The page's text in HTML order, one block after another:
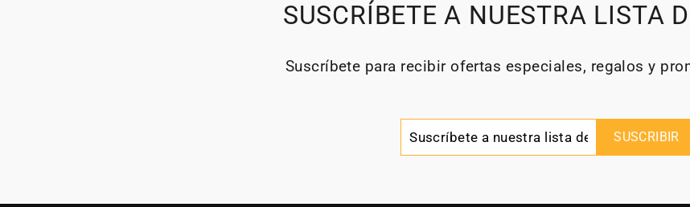
SUSCRÍBETE A NUESTRA LISTA
Suscríbete para recibir ofertas especiales, regalos y
Suscríbete
Suscribir
SUSCRIBIR